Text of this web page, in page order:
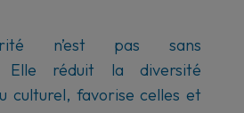
n’est pas sans
Elle réduit la diversité
culturel, favorise celles et